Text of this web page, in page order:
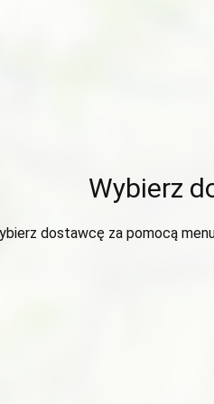
Wybierz
dostawcę za pomocą